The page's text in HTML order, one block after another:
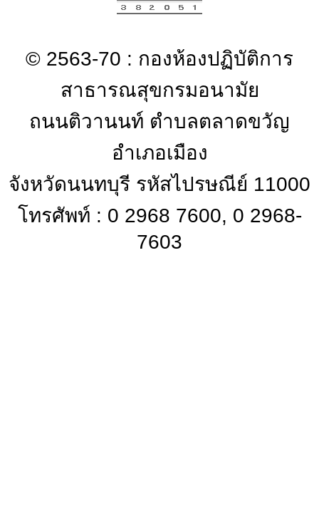
© 2563-70 : กองห้องปฏิบัติการ
สาธารณสุขกรมอนามัย
ถนนติวานนท์ ตำบลตลาดขวัญ
อำเภอเมือง
จังหวัดนนทบุรี รหัสไปรษณีย์ 11000
โทรศัพท์ : 0 2968 7600, 0 2968-
7603